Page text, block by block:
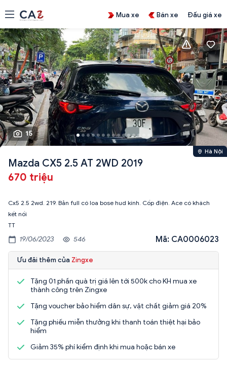
Mua xe Bán xe Đấu giá xe
15
Hà Nội
Mazda CX5 2.5 AT 2WD 2019
670 triệu
Cx5 2.5 2wd. 219. Bản full có loa bose hud kính. Cốp điện. Ace có khách
kết nối
TT
19/06/2023 546 Mã: CA0006023
Ưu đãi thêm của Zingxe
Tặng 01 phần quà trị giá lên tới 500k cho KH mua xe
thành công trên Zingxe
Tặng voucher bảo hiểm dân sự, vật chất giảm giá 20%
Tặng phiếu miễn thưởng khi thanh toán thiệt hại bảo
hiểm
Giảm 35% phí kiểm định khi mua hoặc bán xe